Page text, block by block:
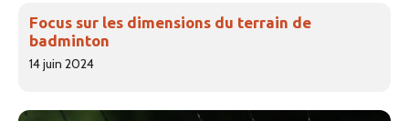
Focus sur les dimensions du terrain de
badminton
14 juin 2024